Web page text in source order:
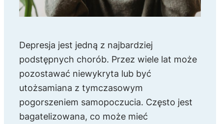
Depresja jest jedną z najbardziej
podstępnych chorób. Przez wiele lat może
pozostawać niewykryta lub być
utożsamiana z tymczasowym
pogorszeniem samopoczucia. Często jest
bagatelizowana, co może mieć